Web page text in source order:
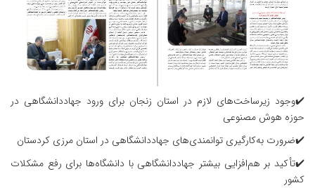
✔️وجود زیرساخت‌های لازم در استان زنجان برای ورود جهاددانشگاهی در
حوزه هوش مصنوعی
✔️ضرورت به‌کارگیری توانمندی‌های جهاددانشگاهی در استان مرزی کردستان
✔️تأکید بر هم‌افزایی بیشتر جهاددانشگاهی با دانشگاه‌ها برای رفع مشکلات
کشور